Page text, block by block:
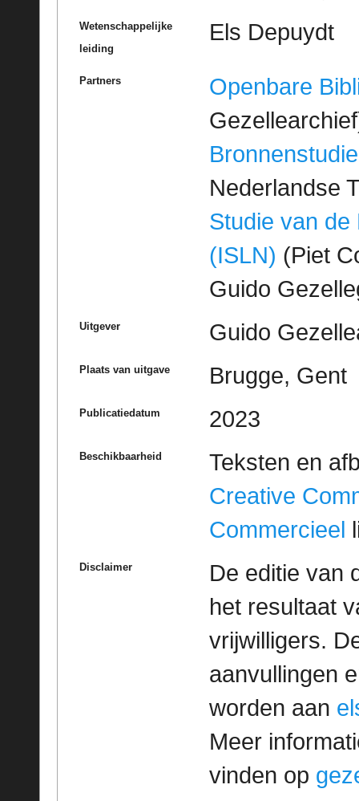
Wetenschappelijke
leiding
Els Depuydt
Partners
Openbare
Bronnenstudie
Nederlandse
Studie van de
(ISLN) (Piet
Guido
Uitgever Guido
Plaats van uitgave Brugge, Gent
Publicatiedatum 2023
Beschikbaarheid
Teksten en
Creative
Commercieel
Disclaimer
De editie van
het resultaat
vrijwilligers.
aanvullingen
worden aan
Meer
vinden op